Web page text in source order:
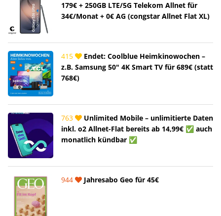
179€ + 250GB LTE/5G Telekom Allnet für
34€/Monat + 0€ AG (congstar Allnet Flat XL)
415
Endet: Coolblue Heimkinowochen –
z.B. Samsung 50" 4K Smart TV für 689€ (statt
768€)
763
Unlimited Mobile – unlimitierte Daten
inkl. o2 Allnet-Flat bereits ab 14,99€ ✅ auch
monatlich kündbar ✅
944 Jahresabo Geo für 45€